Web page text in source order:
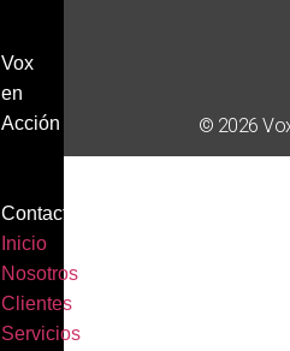
Vox
en
Acción
Contacto
Inicio
Nosotros
Clientes
Servicios
© 2026